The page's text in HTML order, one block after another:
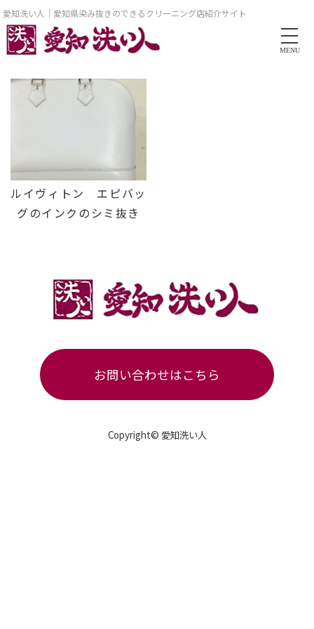
愛知洗い人｜愛知県染み抜きのできるクリーニング店紹介サイト
MENU
ルイヴィトン エピバッ
グのインクのシミ抜き
お問い合わせはこちら
Copyright© 愛知洗い人